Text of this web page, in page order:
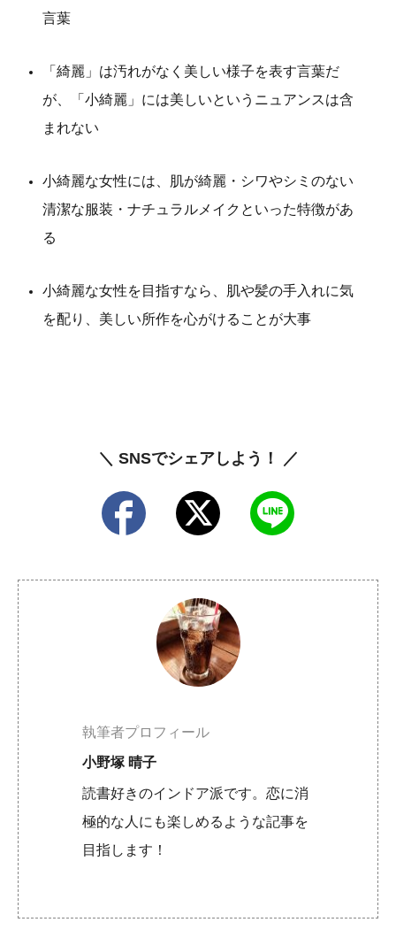
言葉
「綺麗」は汚れがなく美しい様子を表す言葉だ
が、「小綺麗」には美しいというニュアンスは含
まれない
小綺麗な女性には、肌が綺麗・シワやシミのない
清潔な服装・ナチュラルメイクといった特徴があ
る
小綺麗な女性を目指すなら、肌や髪の手入れに気
を配り、美しい所作を心がけることが大事
＼ SNSでシェアしよう！ ／
執筆者プロフィール
小野塚 晴子
読書好きのインドア派です。恋に消
極的な人にも楽しめるような記事を
目指します！